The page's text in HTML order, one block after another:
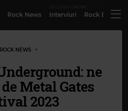
Rock News Interviuri Rock
ROCK NEWS
ne
Metal Gates
2023